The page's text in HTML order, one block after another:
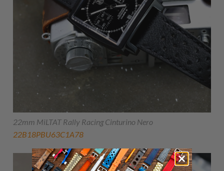
22mm MiLTAT Rally Racing Cinturino Nero
22B18PBU63C1A78